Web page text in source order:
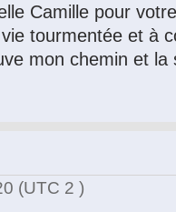
Camille pour
tourmentée et à
mon chemin et
(UTC 2 )